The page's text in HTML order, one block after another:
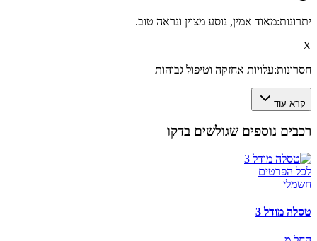
יתרונות:מאוד אמין, נוסע מצוין ונראה טוב.
X
חסרונות:עלויות אחזקה וטיפול גבוהות
קרא עוד
רכבים נוספים שגולשים בדקו
לכל הפרטים
חשמלי
טסלה מודל 3